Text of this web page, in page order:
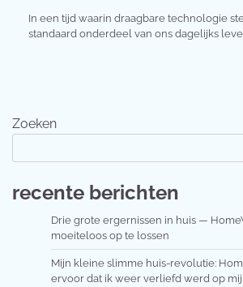
In een tijd waarin draagbare technologie
standaard onderdeel van ons dagelijks
Zoeken
recente berichten
Drie grote ergernissen in huis —
moeiteloos op te lossen
Mijn kleine slimme huis-revolutie:
ervoor dat ik weer verliefd werd op